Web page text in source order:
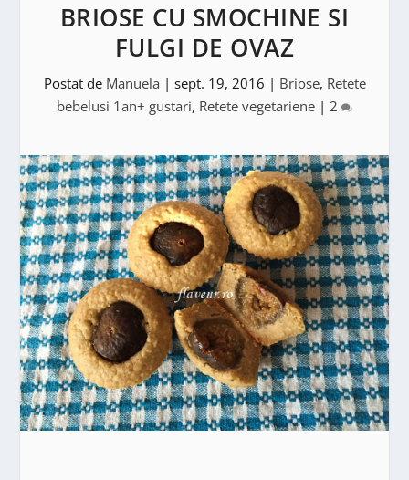
BRIOSE CU SMOCHINE SI
FULGI DE OVAZ
Postat de Manuela | sept. 19, 2016 | Briose, Retete
bebelusi 1an+ gustari, Retete vegetariene | 2